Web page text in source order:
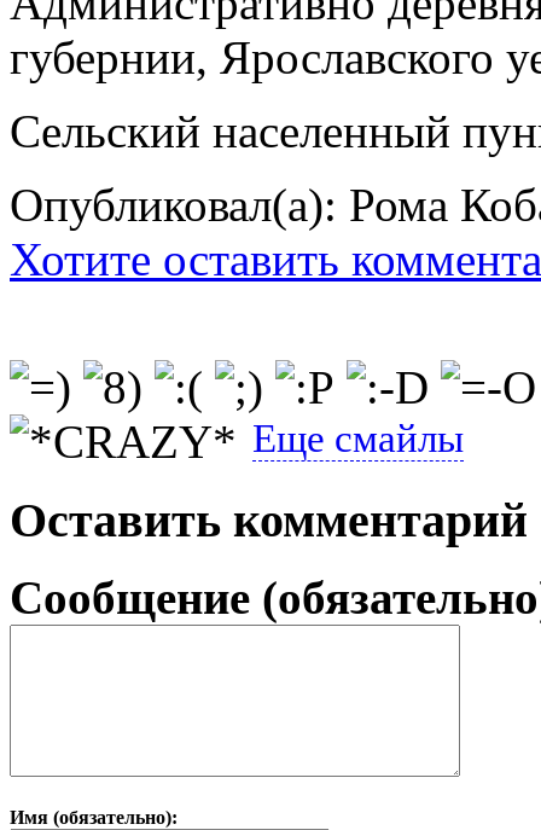
губернии, Ярославского
Сельский населенный
Опубликовал(а): Рома
Хотите оставить
Еще смайлы
Оставить комментарий
Сообщение
Имя (обязательно):